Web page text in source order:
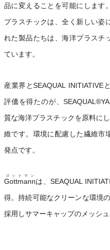
品に変えることを可能にします
プラスチックは、全く新しい姿
れた製品たちは、海洋プラスチ
ています。
産業界とSEAQUAL INITIATIVE
評価を得たのが、
質な海洋プラスチックを原料に
維です。環境に配慮した繊維市
発点です。
Gottmann
ゴットマン
は、SEAQUAL
得。持続可能なクリーンな環境
採用しサマーキャップのメッシ